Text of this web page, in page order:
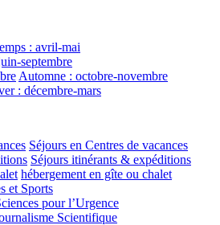
: avril-mai
septembre
Automne : octobre-novembre
: décembre-mars
Séjours en Centres de vacances
Séjours itinérants & expéditions
hébergement en gîte ou chalet
et Sports
pour l’Urgence
Scientifique